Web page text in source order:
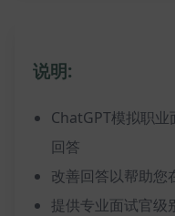
说明:
ChatGPT模拟职
回答
改善回答以帮助您
提供专业面试官级